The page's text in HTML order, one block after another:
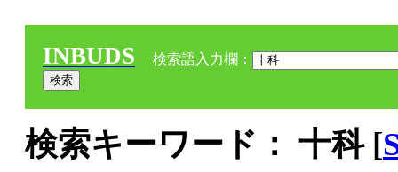
INBUDS 検索語入力欄：
検索キーワード： 十科 [